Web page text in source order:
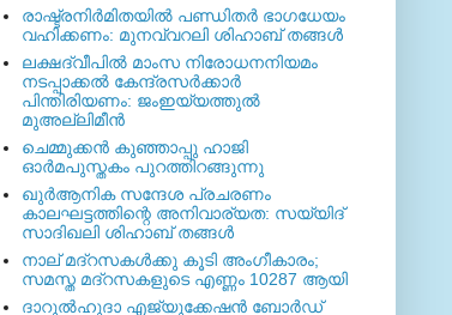
രാഷ്ട്രനിര്‍മിതയില്‍ പണ്ഡിതര്‍ ഭാഗധേയം
വഹിക്കണം: മുനവ്വറലി ശിഹാബ് തങ്ങള്‍
ലക്ഷദ്വീപില്‍ മാംസ നിരോധനനിയമം
നടപ്പാക്കല്‍ കേന്ദ്രസര്‍ക്കാര്‍
പിന്തിരിയണം: ജംഇയ്യത്തുല്‍
മുഅല്ലിമീന്‍
ചെമ്മുക്കന്‍ കുഞ്ഞാപ്പു ഹാജി
ഓര്‍മപുസ്തകം പുറത്തിറങ്ങുന്നു
ഖുര്‍ആനിക സന്ദേശ പ്രചരണം
കാലഘട്ടത്തിന്റെ അനിവാര്യത: സയ്യിദ്
സാദിഖലി ശിഹാബ് തങ്ങള്‍
നാല് മദ്‌റസകള്‍ക്കു കൂടി അംഗീകാരം;
സമസ്ത മദ്‌റസകളുടെ എണ്ണം 10287 ആയി
ദാറുല്‍ഹുദാ എജ്യുക്കേഷന്‍ ബോര്‍ഡ്